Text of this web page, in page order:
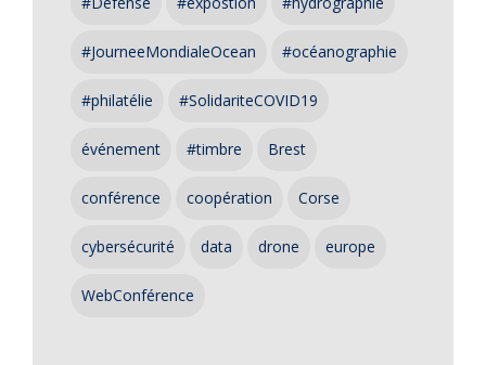
#JourneeMondialeOcean #océanographie
#philatélie #SolidariteCOVID19
événement #timbre Brest
conférence coopération Corse
cybersécurité data drone europe
WebConférence